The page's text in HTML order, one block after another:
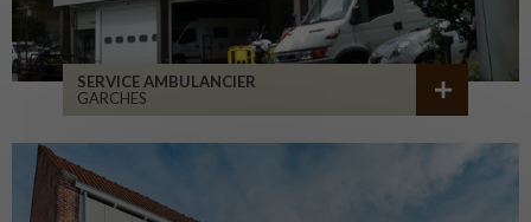
SERVICE AMBULANCIER
GARCHES